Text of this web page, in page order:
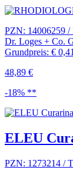
PZN: 14006259 /
Dr. Loges + Co.
Grundpreis: €
48,89 €
-18% **
ELEU
PZN: 1273214 /